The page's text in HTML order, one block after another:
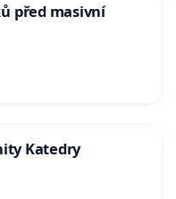
před masivní
Katedry